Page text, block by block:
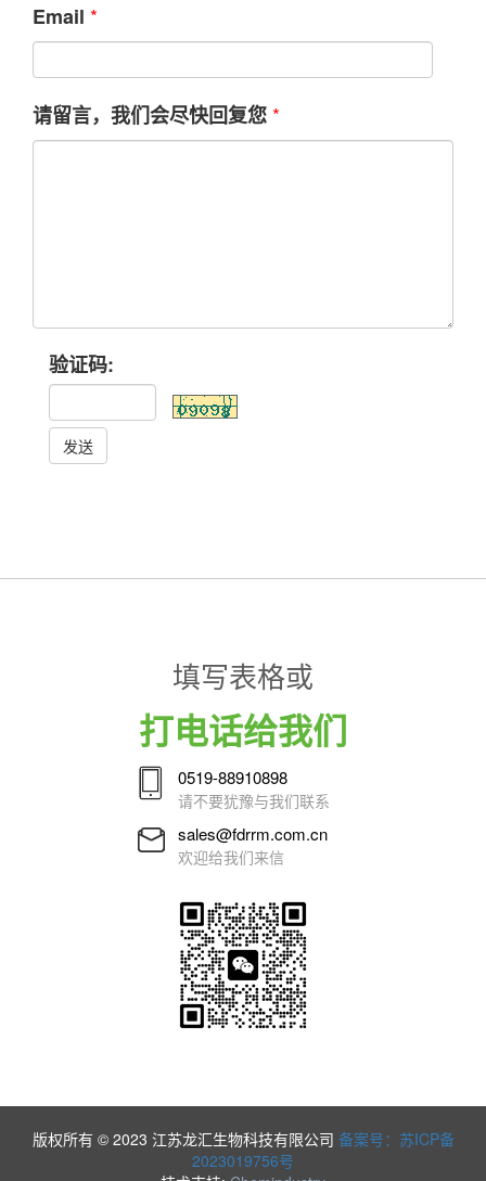
Email *
请留言，我们会尽快回复您 *
验证码:
发送
填写表格或
打电话给我们
0519-88910898
请不要犹豫与我们联系
sales@fdrrm.com.cn
欢迎给我们来信
版权所有 © 2023 江苏龙汇生物科技有限公司 备案号：苏ICP备
2023019756号